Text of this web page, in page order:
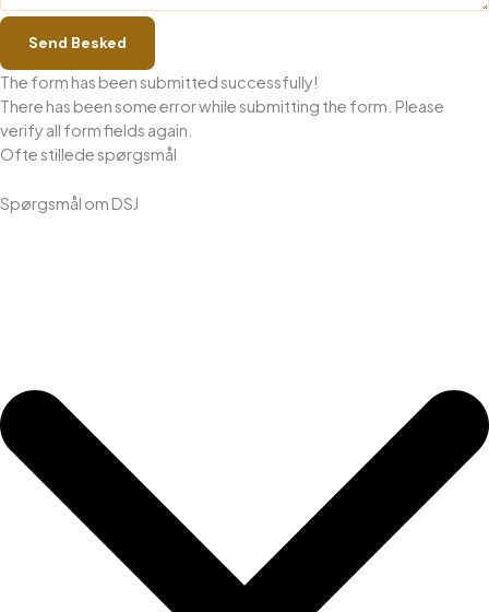
Send Besked
The form has been submitted successfully!
There has been some error while submitting the form. Please
verify all form fields again.
Ofte stillede spørgsmål
Spørgsmål om DSJ